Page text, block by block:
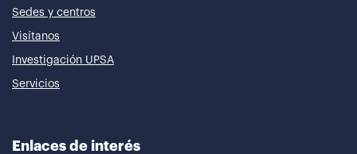
Sedes y centros
Visítanos
Investigación UPSA
Servicios
Enlaces de interés